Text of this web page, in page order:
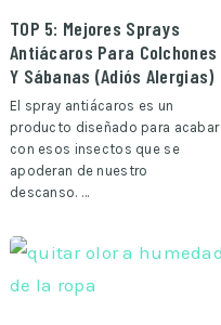
TOP 5: Mejores Sprays
Antiácaros Para Colchones
Y Sábanas (Adiós Alergias)
El spray antiácaros es un
producto diseñado para acabar
con esos insectos que se
apoderan de nuestro
descanso. …